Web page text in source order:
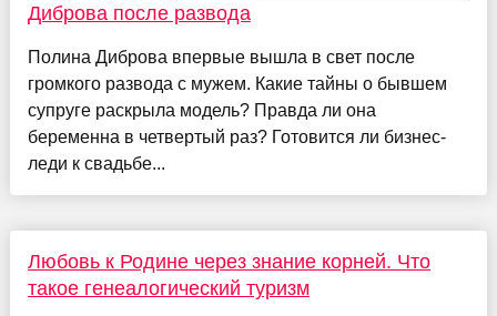
Диброва после развода
Полина Диброва впервые вышла в свет после
громкого развода с мужем. Какие тайны о бывшем
супруге раскрыла модель? Правда ли она
беременна в четвертый раз? Готовится ли бизнес-
леди к свадьбе...
Любовь к Родине через знание корней. Что
такое генеалогический туризм